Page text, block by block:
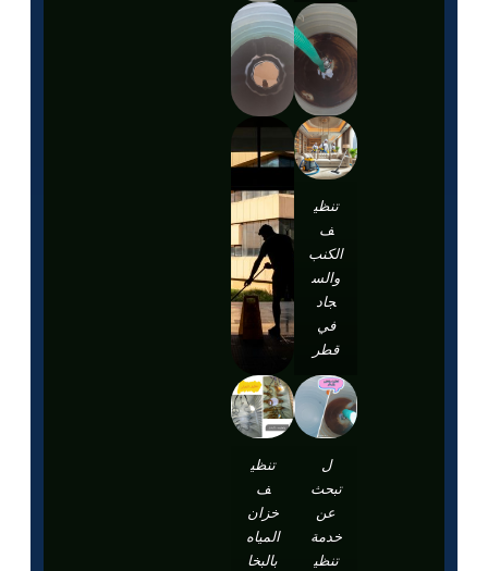
تنظي
ف
الكنب
والس
جاد
في
قطر
تبحث
عن
خدمة
تنظي
تنظي
ف
خزان
المياه
بالبخا